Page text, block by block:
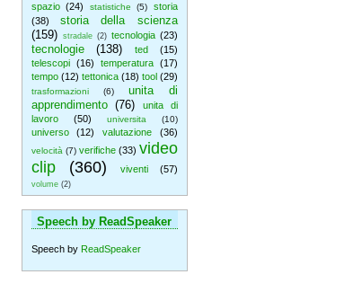
spazio (24) statistiche (5)
storia
(38)
storia della scienza
(159)
stradale (2) tecnologia (23)
tecnologie (138) ted
(15)
telescopi
(16) temperatura
(17)
tempo (12) tettonica (18) tool (29)
trasformazioni (6)
unita di
apprendimento (76)
unita di
lavoro
(50) universita (10)
universo (12) valutazione (36)
velocità (7) verifiche (33) video
clip
(360) viventi (57)
volume (2)
Speech by ReadSpeaker
Speech by ReadSpeaker